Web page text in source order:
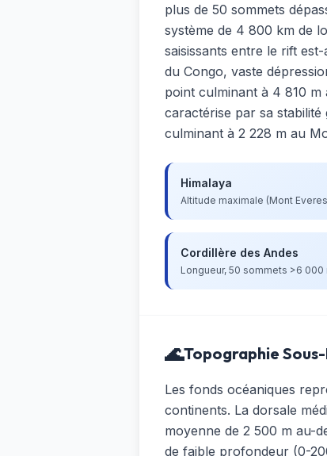
plus de 50 sommets
système de 4 800 km de
saisissants entre le rift
du Congo, vaste
point culminant à 4 810
caractérise par sa stabilité
culminant à 2 228 m au
Himalaya
Altitude maximale (Mont
Cordillère des Andes
Longueur, 50 sommets >6 000
🌊Topographie
Les fonds océaniques
continents. La dorsale
moyenne de 2 500 m au-
de faible profondeur (0-